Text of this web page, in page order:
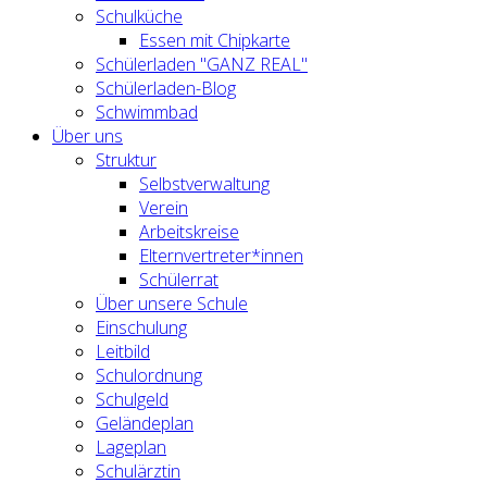
Schulküche
Essen mit Chipkarte
Schülerladen "GANZ REAL"
Schülerladen-Blog
Schwimmbad
Über uns
Struktur
Selbstverwaltung
Verein
Arbeitskreise
Elternvertreter*innen
Schülerrat
Über unsere Schule
Einschulung
Leitbild
Schulordnung
Schulgeld
Geländeplan
Lageplan
Schulärztin